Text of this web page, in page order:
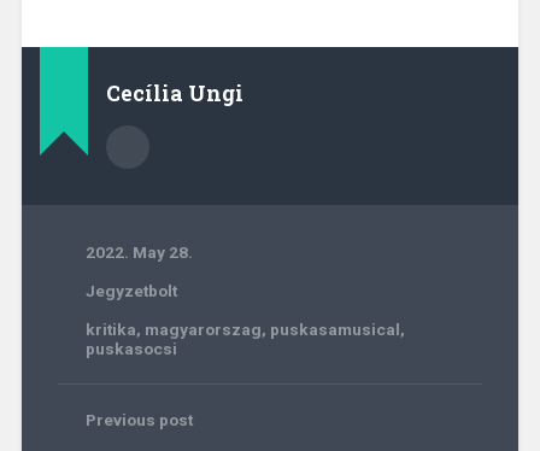
Cecília Ungi
2022. May 28.
Jegyzetbolt
kritika, magyarorszag, puskasamusical,
puskasocsi
Previous post